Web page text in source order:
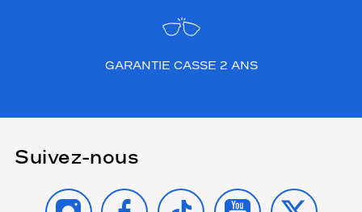
GARANTIE CASSE 2 ANS
Suivez-nous
INSTAGRAMFACEBOOK
TIKTOK YOUTUBE
X